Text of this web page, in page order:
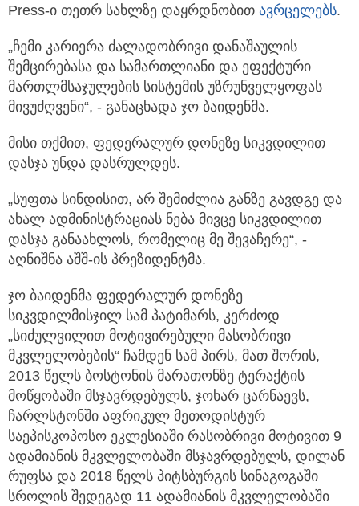
Press-ი თეთრ სახლზე დაყრდნობით ავრცელებს.
„ჩემი კარიერა ძალადობრივი დანაშაულის
შემცირებასა და სამართლიანი და ეფექტური
მართლმსაჯულების სისტემის უზრუნველყოფას
მივუძღვენი“, - განაცხადა ჯო ბაიდენმა.
მისი თქმით, ფედერალურ დონეზე სიკვდილით
დასჯა უნდა დასრულდეს.
„სუფთა სინდისით, არ შემიძლია განზე გავდგე და
ახალ ადმინისტრაციას ნება მივცე სიკვდილით
დასჯა განაახლოს, რომელიც მე შევაჩერე“, -
აღნიშნა აშშ-ის პრეზიდენტმა.
ჯო ბაიდენმა ფედერალურ დონეზე
სიკვდილმისჯილ სამ პატიმარს, კერძოდ
„სიძულვილით მოტივირებული მასობრივი
მკვლელობების“ ჩამდენ სამ პირს, მათ შორის,
2013 წელს ბოსტონის მარათონზე ტერაქტის
მოწყობაში მსჯავრდებულს, ჯოხარ ცარნაევს,
ჩარლსტონში აფრიკულ მეთოდისტურ
საეპისკოპოსო ეკლესიაში რასობრივი მოტივით 9
ადამიანის მკვლელობაში მსჯავრდებულს, დილან
რუფსა და 2018 წელს პიტსბურგის სინაგოგაში
სროლის შედეგად 11 ადამიანის მკვლელობაში